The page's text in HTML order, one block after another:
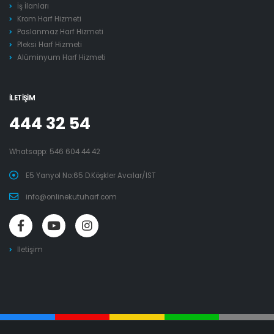
İş İlanları
Krom Harf Hizmeti
Paslanmaz Harf Hizmeti
Pleksi Harf Hizmeti
Alüminyum Harf Hizmeti
İLETIŞIM
444 32 54
Whatsapp: 546 604 44 42
E5 Yanyol No:65 D.Köşkler Avcılar/İST
info@onlinekutuharf.com
İletişim